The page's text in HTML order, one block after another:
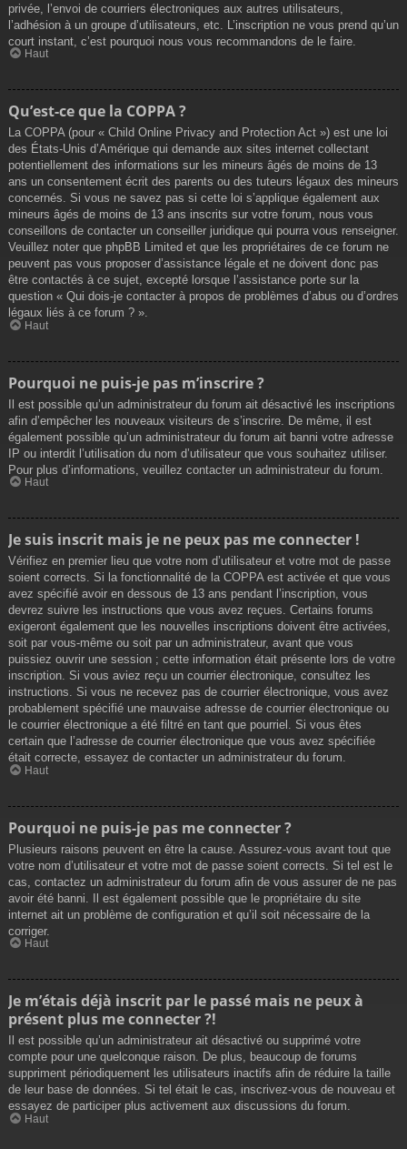
privée, l’envoi de courriers électroniques aux autres utilisateurs,
l’adhésion à un groupe d’utilisateurs, etc. L’inscription ne vous prend qu’un
court instant, c’est pourquoi nous vous recommandons de le faire.
Haut
Qu’est-ce que la COPPA ?
La COPPA (pour « Child Online Privacy and Protection Act ») est une loi
des États-Unis d’Amérique qui demande aux sites internet collectant
potentiellement des informations sur les mineurs âgés de moins de 13
ans un consentement écrit des parents ou des tuteurs légaux des mineurs
concernés. Si vous ne savez pas si cette loi s’applique également aux
mineurs âgés de moins de 13 ans inscrits sur votre forum, nous vous
conseillons de contacter un conseiller juridique qui pourra vous renseigner.
Veuillez noter que phpBB Limited et que les propriétaires de ce forum ne
peuvent pas vous proposer d’assistance légale et ne doivent donc pas
être contactés à ce sujet, excepté lorsque l’assistance porte sur la
question « Qui dois-je contacter à propos de problèmes d’abus ou d’ordres
légaux liés à ce forum ? ».
Haut
Pourquoi ne puis-je pas m’inscrire ?
Il est possible qu’un administrateur du forum ait désactivé les inscriptions
afin d’empêcher les nouveaux visiteurs de s’inscrire. De même, il est
également possible qu’un administrateur du forum ait banni votre adresse
IP ou interdit l’utilisation du nom d’utilisateur que vous souhaitez utiliser.
Pour plus d’informations, veuillez contacter un administrateur du forum.
Haut
Je suis inscrit mais je ne peux pas me connecter !
Vérifiez en premier lieu que votre nom d’utilisateur et votre mot de passe
soient corrects. Si la fonctionnalité de la COPPA est activée et que vous
avez spécifié avoir en dessous de 13 ans pendant l’inscription, vous
devrez suivre les instructions que vous avez reçues. Certains forums
exigeront également que les nouvelles inscriptions doivent être activées,
soit par vous-même ou soit par un administrateur, avant que vous
puissiez ouvrir une session ; cette information était présente lors de votre
inscription. Si vous aviez reçu un courrier électronique, consultez les
instructions. Si vous ne recevez pas de courrier électronique, vous avez
probablement spécifié une mauvaise adresse de courrier électronique ou
le courrier électronique a été filtré en tant que pourriel. Si vous êtes
certain que l’adresse de courrier électronique que vous avez spécifiée
était correcte, essayez de contacter un administrateur du forum.
Haut
Pourquoi ne puis-je pas me connecter ?
Plusieurs raisons peuvent en être la cause. Assurez-vous avant tout que
votre nom d’utilisateur et votre mot de passe soient corrects. Si tel est le
cas, contactez un administrateur du forum afin de vous assurer de ne pas
avoir été banni. Il est également possible que le propriétaire du site
internet ait un problème de configuration et qu’il soit nécessaire de la
corriger.
Haut
Je m’étais déjà inscrit par le passé mais ne peux à
présent plus me connecter ?!
Il est possible qu’un administrateur ait désactivé ou supprimé votre
compte pour une quelconque raison. De plus, beaucoup de forums
suppriment périodiquement les utilisateurs inactifs afin de réduire la taille
de leur base de données. Si tel était le cas, inscrivez-vous de nouveau et
essayez de participer plus activement aux discussions du forum.
Haut